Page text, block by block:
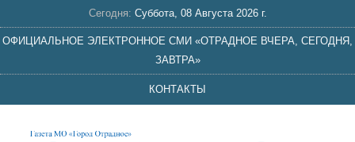
Сегодня: Суббота, 08 Августа 2026 г.
ОФИЦИАЛЬНОЕ ЭЛЕКТРОННОЕ СМИ «ОТРАДНОЕ ВЧЕРА, СЕГОДНЯ,
ЗАВТРА»
КОНТАКТЫ